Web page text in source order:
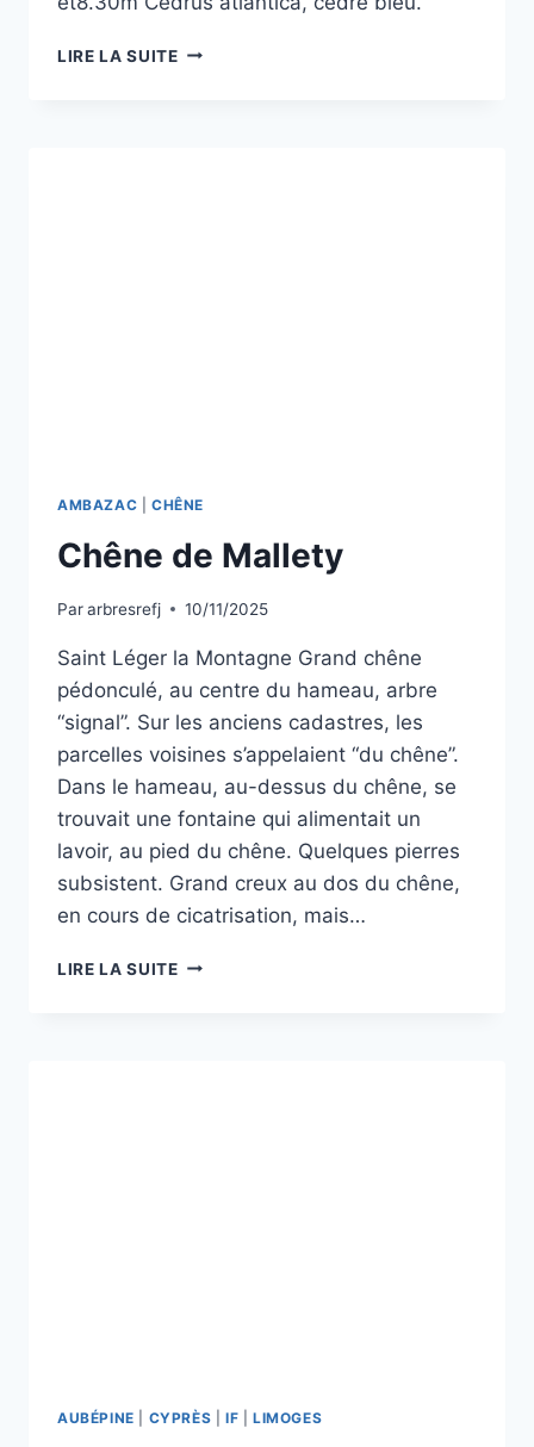
LIRE LA SUITELE
AMBAZAC CHÊNE
Chêne de Mallety
Pararbresrefj 10/11/2025
Saint Léger la Montagne Grand chêne
pédonculé, au centre du hameau, arbre
“signal”. Sur les anciens cadastres, les
parcelles voisines s’appelaient “du chêne”.
Dans le hameau, au-dessus du chêne, se
trouvait une fontaine qui alimentait un
lavoir, au pied du chêne. Quelques pierres
subsistent. Grand creux au dos du chêne,
en cours de cicatrisation, mais…
LIRE LA SUITECHÊNE
AUBÉPINE CYPRÈS IF LIMOGES